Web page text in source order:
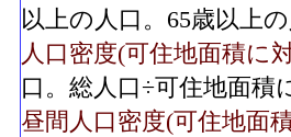
以上の人口。65歳以上
人口密度(可住地面積に
口。総人口÷可住地面積
昼間人口密度(可住地面